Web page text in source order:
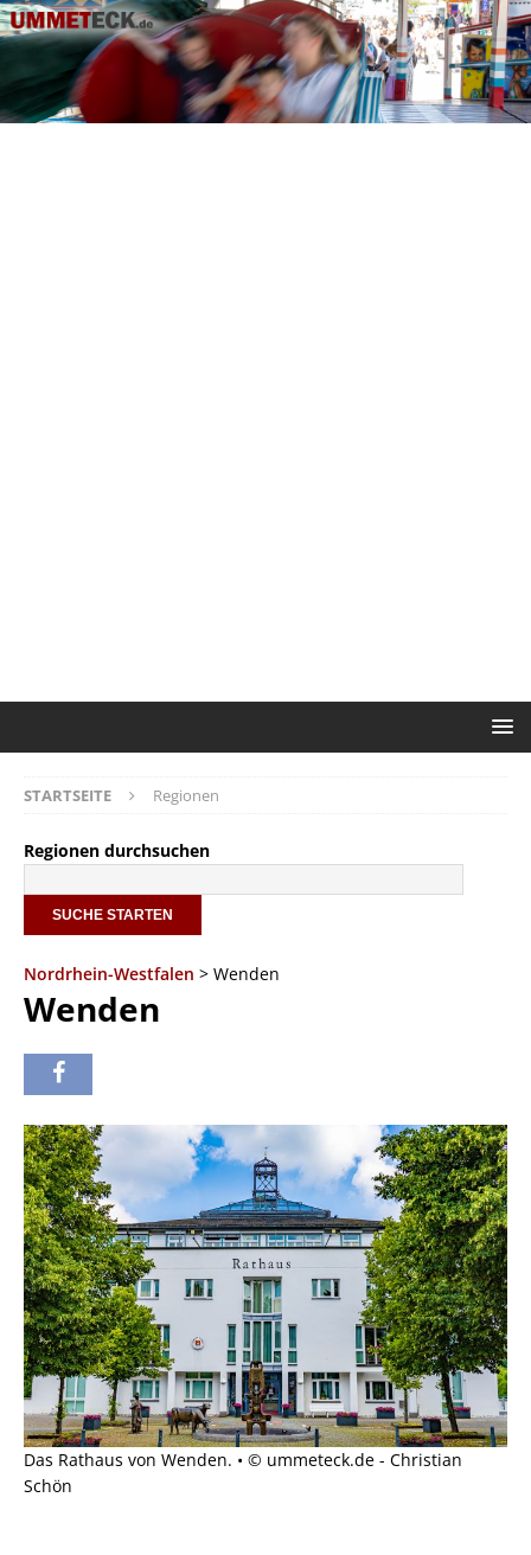
STARTSEITE Regionen
Regionen durchsuchen
Nordrhein-Westfalen > Wenden
Wenden
Das Rathaus von Wenden. • © ummeteck.de - Christian
Schön